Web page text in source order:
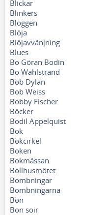
Blickar
Blinkers
Bloggen
Blöja
Blöjavvänjning
Blues
Bo Göran Bodin
Bo Wahlstrand
Bob Dylan
Bob Weiss
Bobby Fischer
Böcker
Bodil Appelquist
Bok
Bokcirkel
Boken
Bokmässan
Bollhusmötet
Bombningar
Bombningarna
Bön
Bon soir